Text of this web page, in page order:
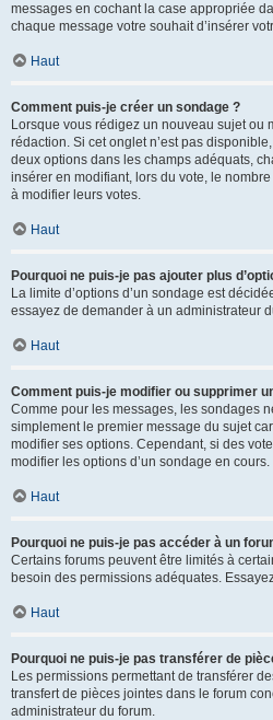
messages en cochant la case appropriée
chaque message votre souhait d’insérer
Haut
Comment puis-je créer un sondage ?
Lorsque vous rédigez un nouveau sujet ou
rédaction. Si cet onglet n’est pas
deux options dans les champs adéquats,
insérer en modifiant, lors du vote, le
à modifier leurs votes.
Haut
Pourquoi ne puis-je pas ajouter plus
La limite d’options d’un sondage est
essayez de demander à un administrateur
Haut
Comment puis-je modifier ou supprimer
Comme pour les messages, les sondages
simplement le premier message du sujet
modifier ses options. Cependant, si des
modifier les options d’un sondage en cours.
Haut
Pourquoi ne puis-je pas accéder à un
Certains forums peuvent être limités à
besoin des permissions adéquates.
Haut
Pourquoi ne puis-je pas transférer de
Les permissions permettant de transférer
transfert de pièces jointes dans le forum
administrateur du forum.